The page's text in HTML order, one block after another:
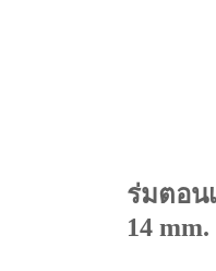
ร่มตอน
14 mm.